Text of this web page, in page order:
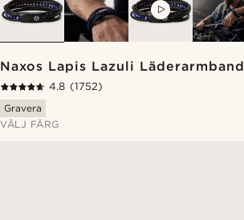
Naxos Lapis Lazuli Läderarmband
4.8 (1752)
Gravera
VÄLJ FÄRG